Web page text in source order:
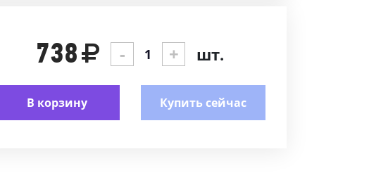
738 - + шт.
В корзину Купить сейчас